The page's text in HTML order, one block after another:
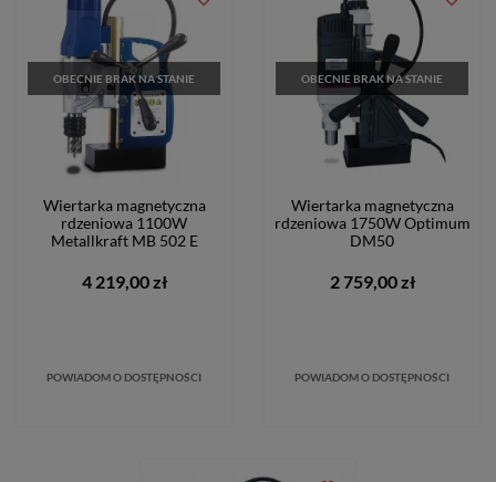
OBECNIE BRAK NA STANIE
Wiertarka magnetyczna
rdzeniowa 1100W
Metallkraft MB 502 E
4 219,00 zł
POWIADOM O DOSTĘPNOŚCI
OBECNIE BRAK NA STANIE
Wiertarka magnetyczna
rdzeniowa 1750W Optimum
DM50
2 759,00 zł
POWIADOM O DOSTĘPNOŚCI